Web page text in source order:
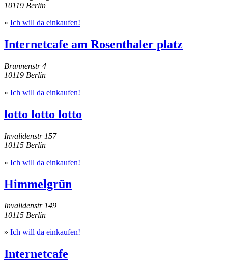
10119 Berlin
» Ich will da einkaufen!
Internetcafe am Rosenthaler platz
Brunnenstr 4
10119 Berlin
» Ich will da einkaufen!
lotto lotto lotto
Invalidenstr 157
10115 Berlin
» Ich will da einkaufen!
Himmelgrün
Invalidenstr 149
10115 Berlin
» Ich will da einkaufen!
Internetcafe